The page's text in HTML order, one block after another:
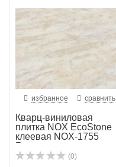
избранное сравнить
Кварц-виниловая
плитка NOX EcoStone
клеевая NOX-1755
Броу...
(0)